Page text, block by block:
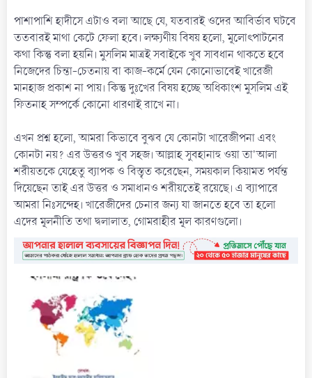
পাশাপাশি হাদীসে এটাও বলা আছে যে, যতবারই ওদের আবির্ভাব ঘটবে
ততবারই মাথা কেটে ফেলা হবে। লক্ষ্যণীয় বিষয় হলো, মূলোৎপাটনের
কথা কিন্তু বলা হয়নি। মুসলিম মাত্রই সবাইকে খুব সাবধান থাকতে হবে
নিজেদের চিন্তা-চেতনায় বা কাজ-কর্মে যেন কোনোভাবেই খারেজী
মানহাজ প্রকাশ না পায়। কিন্তু দুঃখের বিষয় হচ্ছে অধিকাংশ মুসলিম এই
ফিতনাহ সম্পর্কে কোনো ধারণাই রাখে না।
এখন প্রশ্ন হলো, আমরা কিভাবে বুঝব যে কোনটা খারেজীপনা এবং
কোনটা নয়? এর উত্তরও খুব সহজ। আল্লাহ সুবহানাহু ওয়া তা'আলা
শরীয়তকে যেহেতু ব্যাপক ও বিস্তৃত করেছেন, সময়কাল কিয়ামত পর্যন্ত
দিয়েছেন তাই এর উত্তর ও সমাধানও শরীয়তেই রয়েছে। এ ব্যাপারে
আমরা নিঃসন্দেহ। খারেজীদের চেনার জন্য যা জানতে হবে তা হলো
এদের মূলনীতি তথা দ্বলালাত, গোমরাহীর মূল কারণগুলো।